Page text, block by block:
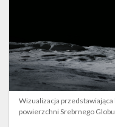
Wizualizacja
powierzchni Srebrnego Globu